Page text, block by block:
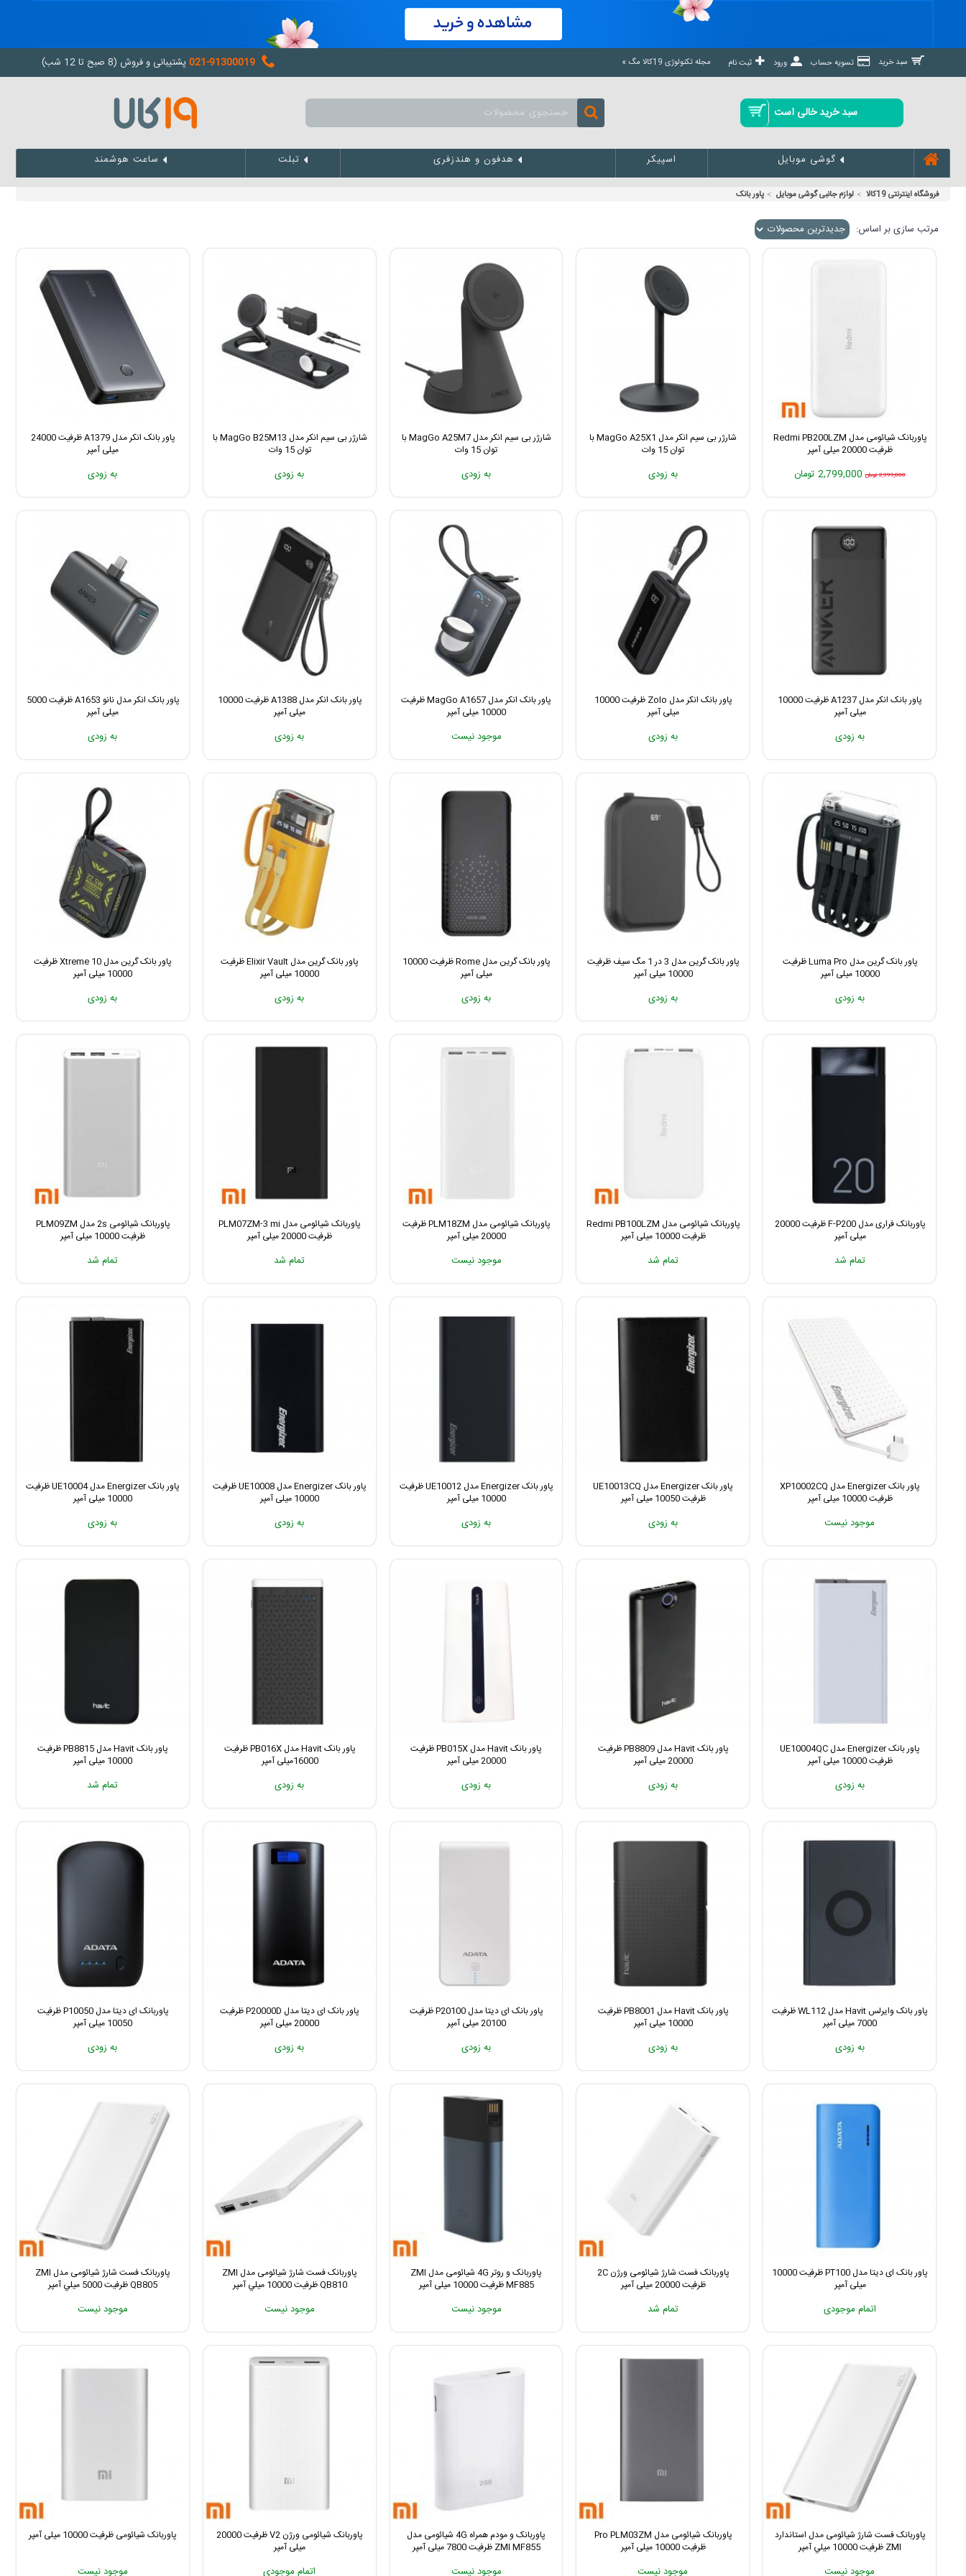
سبد خرید تسویه حساب ورود ثبت نام مجله تکنولوژی 19کالا مگ » پشتیبانی و فروش (8 صبح تا 12 شب)
سبد خرید خالی است
گوشی موبایل اسپیکر هدفون و هندزفری تبلت ساعت هوشمند
فروشگاه اینترنتی 19کالا لوازم جانبی گوشی موبایل پاور بانک
مرتب سازی بر اساس:
پاوربانک شیائومی مدل Redmi PB200LZM
ظرفیت 20000 میلی آمپر
2,999,000 تومان 2,799,000 تومان
شارژر بی سیم انکر مدل MagGo A25X1 با
توان 15 وات
به زودی
شارژر بی سیم انکر مدل MagGo A25M7 با
توان 15 وات
به زودی
شارژر بی سیم انکر مدل MagGo B25M13 با
توان 15 وات
به زودی
پاور بانک انکر مدل A1379 ظرفیت 24000
میلی آمپر
به زودی
پاور بانک انکر مدل A1237 ظرفیت 10000
میلی آمپر
به زودی
پاور بانک انکر مدل Zolo ظرفیت 10000
میلی آمپر
به زودی
پاور بانک انکر مدل MagGo A1657 ظرفیت
10000 میلی آمپر
موجود نیست
پاور بانک انکر مدل A1388 ظرفیت 10000
میلی آمپر
به زودی
پاور بانک انکر مدل نانو A1653 ظرفیت 5000
میلی آمپر
به زودی
پاور بانک گرین مدل Luma Pro ظرفیت
10000 میلی آمپر
به زودی
پاور بانک گرین مدل 3 در 1 مگ سیف ظرفیت
10000 میلی آمپر
به زودی
پاور بانک گرین مدل Rome ظرفیت 10000
میلی آمپر
به زودی
پاور بانک گرین مدل Elixir Vault ظرفیت
10000 میلی آمپر
به زودی
پاور بانک گرین مدل Xtreme 10 ظرفیت
10000 میلی آمپر
به زودی
پاوربانک فراری مدل F-P200 ظرفیت 20000
میلی آمپر
تمام شد
پاوربانک شیائومی مدل Redmi PB100LZM
ظرفیت 10000 میلی آمپر
تمام شد
پاوربانک شیائومی مدل PLM18ZM ظرفیت
20000 میلی آمپر
موجود نیست
پاوربانک شیائومی مدل PLM07ZM-3 mi
ظرفیت 20000 میلی آمپر
تمام شد
پاوربانک شیائومی 2s مدل PLM09ZM
ظرفیت 10000 میلی آمپر
تمام شد
پاور بانک Energizer مدل XP10002CQ
ظرفیت 10000 میلی آمپر
موجود نیست
پاور بانک Energizer مدل UE10013CQ
ظرفیت 10050 میلی آمپر
به زودی
پاور بانک Energizer مدل UE10012 ظرفیت
10000 میلی آمپر
به زودی
پاور بانک Energizer مدل UE10008 ظرفیت
10000 میلی آمپر
به زودی
پاور بانک Energizer مدل UE10004 ظرفیت
10000 میلی آمپر
به زودی
پاور بانک Energizer مدل UE10004QC
ظرفیت 10000 میلی آمپر
به زودی
پاور بانک Havit مدل PB8809 ظرفیت
20000 میلی آمپر
به زودی
پاور بانک Havit مدل PB015X ظرفیت
20000 میلی آمپر
به زودی
پاور بانک Havit مدل PB016X ظرفیت
16000میلی آمپر
به زودی
پاور بانک Havit مدل PB8815 ظرفیت
10000 میلی آمپر
تمام شد
پاور بانک وایرلس Havit مدل WL112 ظرفیت
7000 میلی آمپر
به زودی
پاور بانک Havit مدل PB8001 ظرفیت
10000 میلی آمپر
به زودی
پاور بانک ای دیتا مدل P20100 ظرفیت
20100 میلی آمپر
به زودی
پاور بانک ای دیتا مدل P20000D ظرفیت
20000 میلی آمپر
به زودی
پاوربانک ای دیتا مدل P10050 ظرفیت
10050 میلی آمپر
به زودی
پاور بانک ای دیتا مدل PT100 ظرفیت 10000
میلی آمپر
اتمام موجودی
پاوربانک فست شارژ شیائومی ورژن 2C
ظرفیت 20000 میلی آمپر
تمام شد
پاوربانک و روتر 4G شیائومی مدل ZMI
MF885 ظرفیت 10000 میلی آمپر
موجود نیست
پاوربانک فست شارژ شیائومی مدل ZMI
QB810 ظرفیت 10000 ميلي آمپر
موجود نیست
پاوربانک فست شارژ شیائومی مدل ZMI
QB805 ظرفیت 5000 ميلي آمپر
موجود نیست
پاوربانک فست شارژ شیائومی مدل استاندارد
ZMI ظرفیت 10000 ميلي آمپر
موجود نیست
پاوربانک شیائومی مدل Pro PLM03ZM
ظرفیت 10000 میلی آمپر
موجود نیست
پاوربانک و مودم همراه 4G شیائومی مدل
ZMI MF855 ظرفیت 7800 میلی آمپر
موجود نیست
پاوربانک شیائومی ورژن V2 ظرفیت 20000
میلی آمپر
اتمام موجودی
پاوربانک شیائومی ظرفیت 10000 میلی آمپر
موجود نیست